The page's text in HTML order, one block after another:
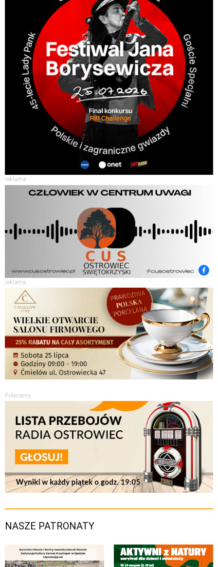
reklama
reklama
Polecamy
NASZE PATRONATY